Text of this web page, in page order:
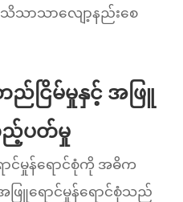
သာသာလျော့နည်းစေ
ည်ငြိမ်မှုနှင့် အဖြူ
ည့်ပတ်မှု
င်မှုန်ရောင်စုံကို အဓိက
ဖြူရောင်မှုန်ရောင်စုံသည်